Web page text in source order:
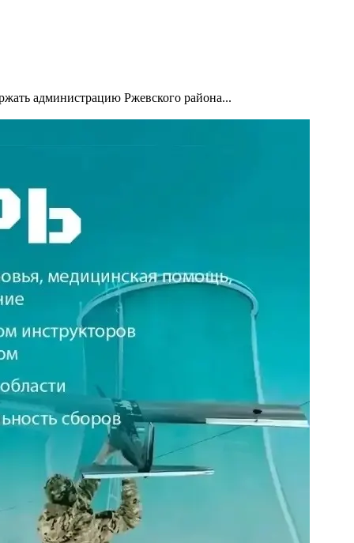
администрацию Ржевского района...